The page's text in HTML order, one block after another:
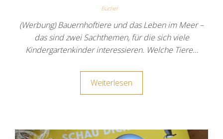
Bücher
(Werbung) Bauernhoftiere und das Leben im Meer –
das sind zwei Sachthemen, für die sich viele
Kindergartenkinder interessieren. Welche Tiere…
Weiterlesen